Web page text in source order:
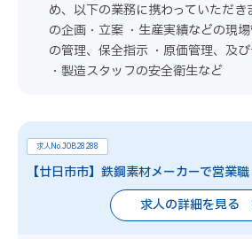
め、以下の業務に携わっていただき
の企画・立案 ・生産実績などの現
の管理、保全指示 ・原価管理、及
・製造スタッフの安全衛生など
求人No.JOB28288
【廿日市市】鉄鋼素材メーカーで営業
求人の詳細を見る